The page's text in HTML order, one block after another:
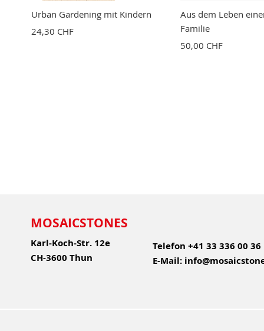
Urban Gardening mit Kindern
24,30 CHF
Aus dem Leben
Familie
50,00 CHF
MOSAICSTONES
Karl-Koch-Str. 12e
CH-3600 Thun
Telefon +41 33 336 00 36
E-Mail: